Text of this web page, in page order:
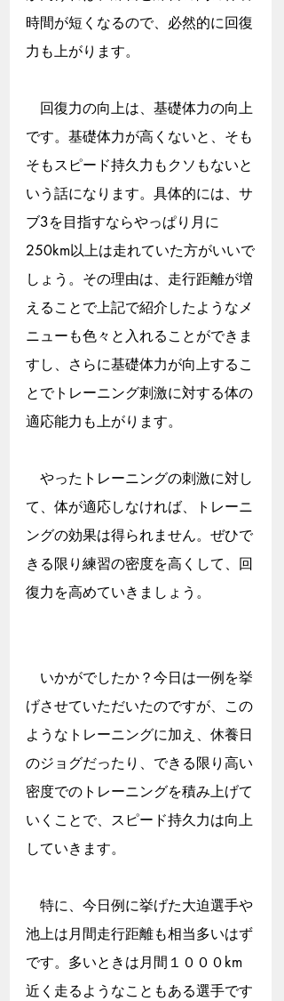
時間が短くなるので、必然的に回復
力も上がります。
回復力の向上は、基礎体力の向上
です。基礎体力が高くないと、そも
そもスピード持久力もクソもないと
いう話になります。具体的には、サ
ブ3を目指すならやっぱり月に
250km以上は走れていた方がいいで
しょう。その理由は、走行距離が増
えることで上記で紹介したようなメ
ニューも色々と入れることができま
すし、さらに基礎体力が向上するこ
とでトレーニング刺激に対する体の
適応能力も上がります。
やったトレーニングの刺激に対し
て、体が適応しなければ、トレーニ
ングの効果は得られません。ぜひで
きる限り練習の密度を高くして、回
復力を高めていきましょう。
いかがでしたか？今日は一例を挙
げさせていただいたのですが、この
ようなトレーニングに加え、休養日
のジョグだったり、できる限り高い
密度でのトレーニングを積み上げて
いくことで、スピード持久力は向上
していきます。
特に、今日例に挙げた大迫選手や
池上は月間走行距離も相当多いはず
です。多いときは月間１０００km
近く走るようなこともある選手です